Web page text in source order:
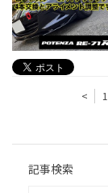
< 1
記事検索